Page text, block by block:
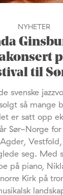
NYHETER
til
svenske
så mange
er satt opp
Sør-Norge
seg.
på piano,
Kirk på